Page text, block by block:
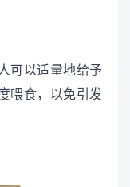
可以适量地给予
喂食，以免引发